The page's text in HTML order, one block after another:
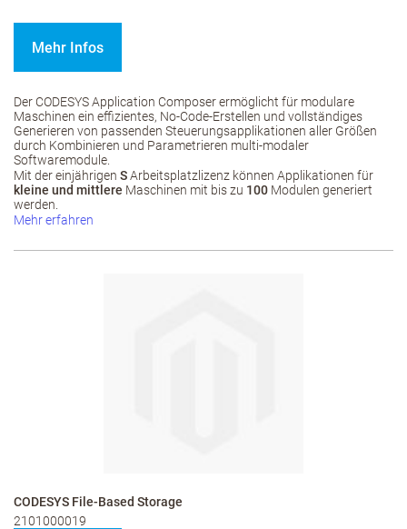
Mehr Infos
Der CODESYS Application Composer ermöglicht für modulare
Maschinen ein effizientes, No-Code-Erstellen und vollständiges
Generieren von passenden Steuerungsapplikationen aller Größen
durch Kombinieren und Parametrieren multi-modaler
Softwaremodule.
Mit der einjährigen SArbeitsplatzlizenz können Applikationen für
kleine und mittlere Maschinen mit bis zu 100 Modulen generiert
werden.
Mehr erfahren
CODESYS File-Based Storage
2101000019